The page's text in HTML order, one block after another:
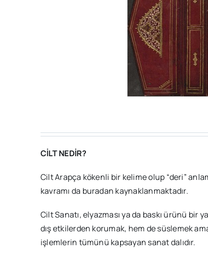
CİLT NEDİR?
Cilt Arapça kökenli bir kelime olup “deri”
kavramı da buradan kaynaklanmaktadır.
Cilt Sanatı, elyazması ya da baskı ürünü bir
dış etkilerden korumak, hem de süslemek
işlemlerin tümünü kapsayan sanat dalıdır.